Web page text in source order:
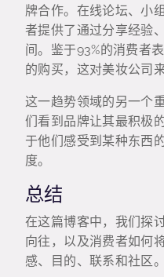
牌合作。在线论坛、小
者提供了通过分享经验
间。鉴于93%的消费者
的购买，这对美妆公司
这一趋势领域的另一个
们看到品牌让其最积极
于他们感受到某种东西
度。
总结
在这篇博客中，我们探
向往，以及消费者如何
感、目的、联系和社区。